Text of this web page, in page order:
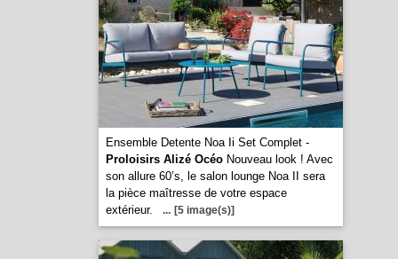
Ensemble Detente Noa Ii Set Complet -
Proloisirs Alizé OcéoNouveau look ! Avec
son allure 60’s, le salon lounge Noa II sera
la pièce maîtresse de votre espace
extérieur.
... [5 image(s)]